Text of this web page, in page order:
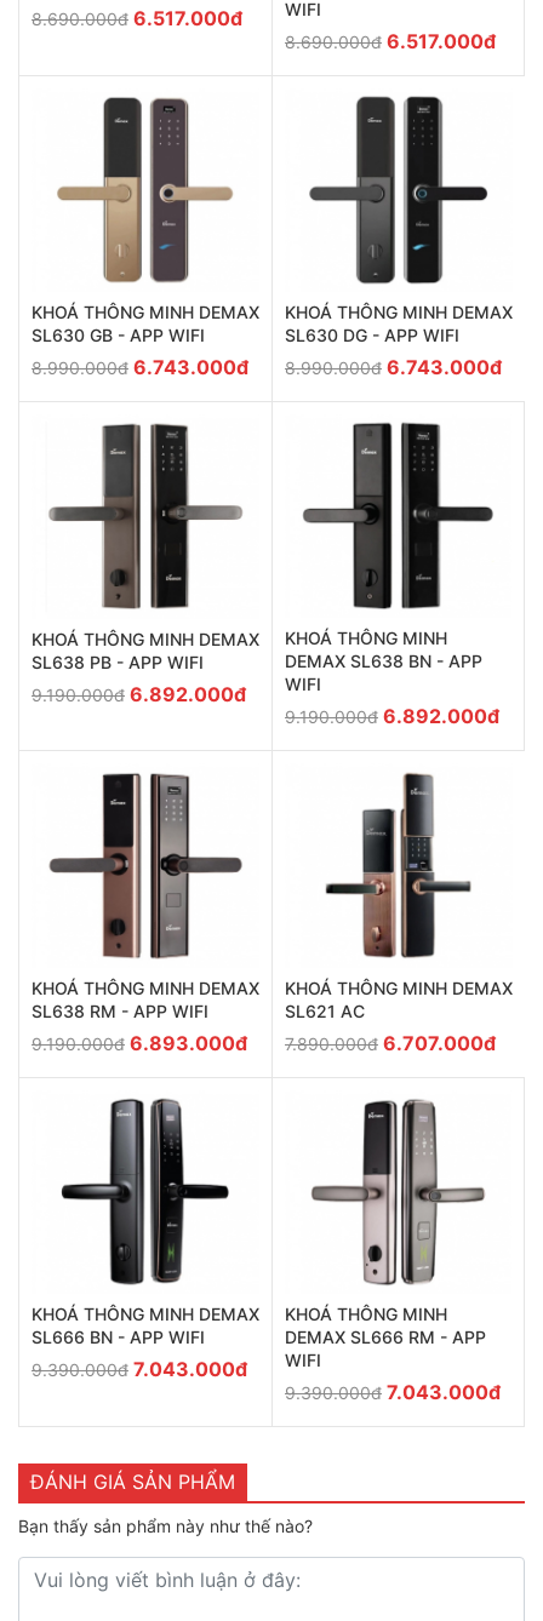
8.690.000đ 6.517.000đ
WIFI
8.690.000đ 6.517.000đ
KHOÁ THÔNG MINH DEMAX
SL630 GB - APP WIFI
8.990.000đ 6.743.000đ
KHOÁ THÔNG MINH DEMAX
SL630 DG - APP WIFI
8.990.000đ 6.743.000đ
KHOÁ THÔNG MINH DEMAX
SL638 PB - APP WIFI
9.190.000đ 6.892.000đ
KHOÁ THÔNG MINH
DEMAX SL638 BN - APP
WIFI
9.190.000đ 6.892.000đ
KHOÁ THÔNG MINH DEMAX
SL638 RM - APP WIFI
9.190.000đ 6.893.000đ
KHOÁ THÔNG MINH DEMAX
SL621 AC
7.890.000đ 6.707.000đ
KHOÁ THÔNG MINH DEMAX
SL666 BN - APP WIFI
9.390.000đ 7.043.000đ
KHOÁ THÔNG MINH
DEMAX SL666 RM - APP
WIFI
9.390.000đ 7.043.000đ
ĐÁNH GIÁ SẢN PHẨM
Bạn thấy sản phẩm này như thế nào?